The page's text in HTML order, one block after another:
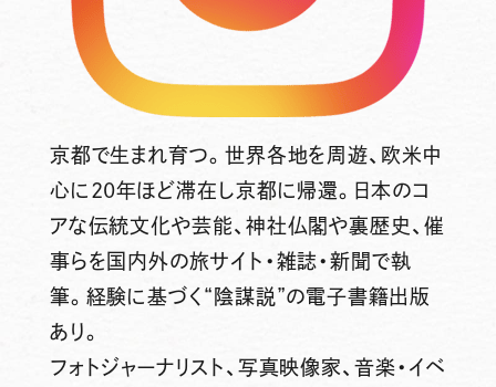
京都で生まれ育つ。世界各地を周遊、欧米中
心に20年ほど滞在し京都に帰還。日本のコ
アな伝統文化や芸能、神社仏閣や裏歴史、催
事らを国内外の旅サイト・雑誌・新聞で執
筆。経験に基づく“陰謀説”の電子書籍出版
あり。
フォトジャーナリスト、写真映像家、音楽・イベ